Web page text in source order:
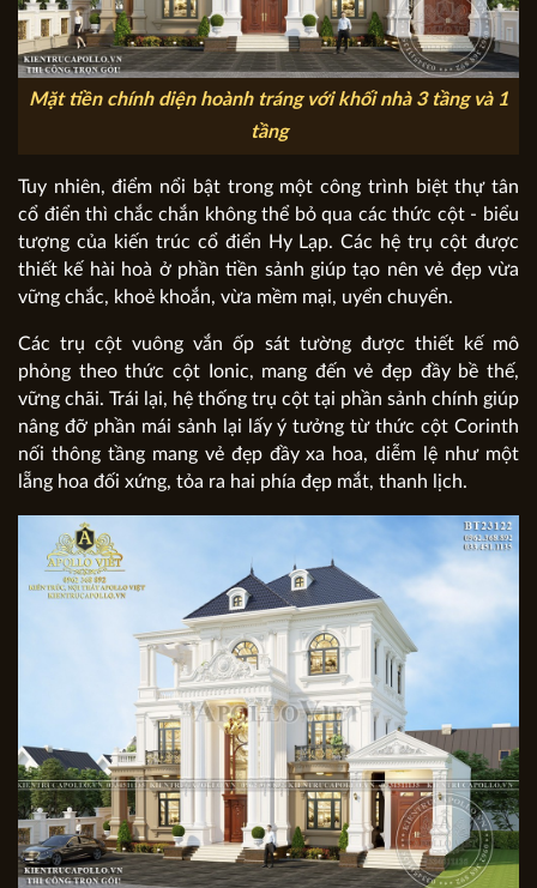
Mặt tiền chính diện hoành tráng với khối nhà 3 tầng và 1
tầng
Tuy nhiên, điểm nổi bật trong một công trình biệt thự tân
cổ điển thì chắc chắn không thể bỏ qua các thức cột - biểu
tượng của kiến trúc cổ điển Hy Lạp. Các hệ trụ cột được
thiết kế hài hoà ở phần tiền sảnh giúp tạo nên vẻ đẹp vừa
vững chắc, khoẻ khoắn, vừa mềm mại, uyển chuyển.
Các trụ cột vuông vắn ốp sát tường được thiết kế mô
phỏng theo thức cột Ionic, mang đến vẻ đẹp đầy bề thế,
vững chãi. Trái lại, hệ thống trụ cột tại phần sảnh chính giúp
nâng đỡ phần mái sảnh lại lấy ý tưởng từ thức cột Corinth
nối thông tầng mang vẻ đẹp đầy xa hoa, diễm lệ như một
lẵng hoa đối xứng, tỏa ra hai phía đẹp mắt, thanh lịch.